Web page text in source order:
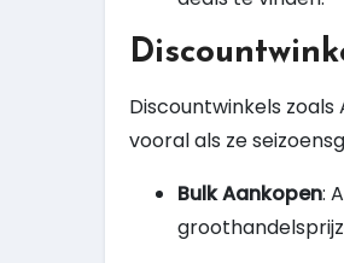
Discountwinkels
vooral als ze
Bulk Aankopen: